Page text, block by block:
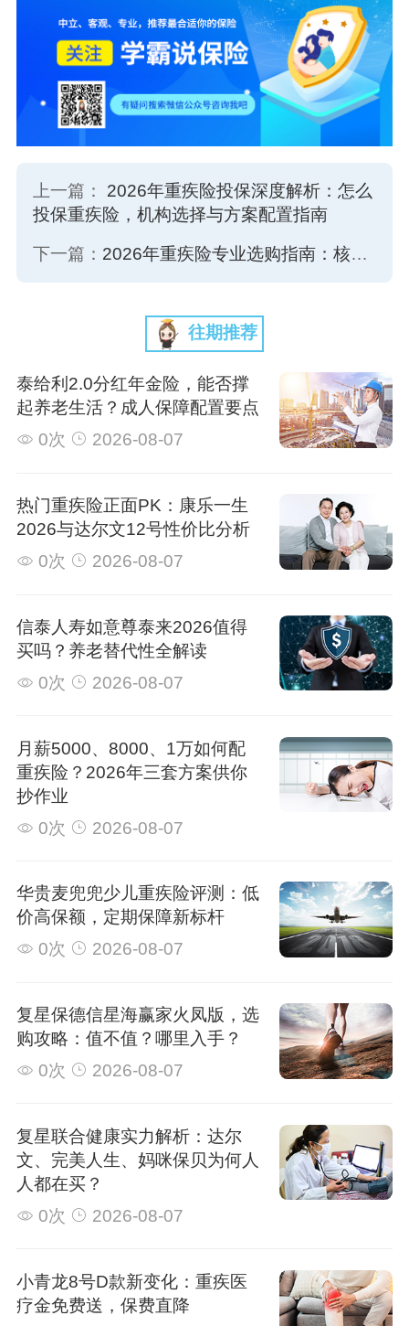
上一篇： 2026年重疾险投保深度解析：怎么
投保重疾险，机构选择与方案配置指南
下一篇： 2026年重疾险专业选购指南：核心维度拆解如何挑选重疾险与合规服务机构选择
往期推荐
泰给利2.0分红年金险，能否撑
起养老生活？成人保障配置要点
0次
2026-08-07
热门重疾险正面PK：康乐一生
2026与达尔文12号性价比分析
0次
2026-08-07
信泰人寿如意尊泰来2026值得
买吗？养老替代性全解读
0次
2026-08-07
月薪5000、8000、1万如何配
重疾险？2026年三套方案供你
抄作业
0次
2026-08-07
华贵麦兜兜少儿重疾险评测：低
价高保额，定期保障新标杆
0次
2026-08-07
复星保德信星海赢家火凤版，选
购攻略：值不值？哪里入手？
0次
2026-08-07
复星联合健康实力解析：达尔
文、完美人生、妈咪保贝为何人
人都在买？
0次
2026-08-07
小青龙8号D款新变化：重疾医
疗金免费送，保费直降